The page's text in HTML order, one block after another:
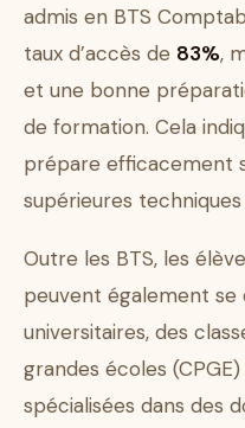
admis en BTS
taux d’accès de 83%,
et une bonne
de formation. Cela
prépare efficacement
supérieures
Outre les BTS, les
peuvent également se
universitaires, des
grandes écoles
spécialisées dans des